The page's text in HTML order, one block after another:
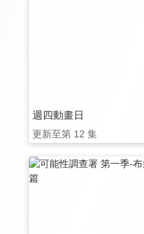
週四動畫日
更新至第 12 集